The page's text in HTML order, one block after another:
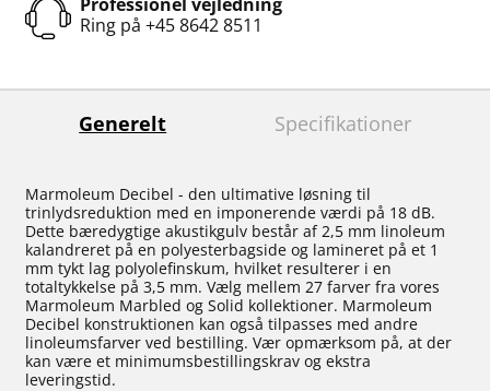
Ring på +45 8642 8511
Generelt Specifikationer
Marmoleum Decibel - den ultimative løsning til
trinlydsreduktion med en imponerende værdi på 18 dB.
Dette bæredygtige akustikgulv består af 2,5 mm linoleum
kalandreret på en polyesterbagside og lamineret på et 1
mm tykt lag polyolefinskum, hvilket resulterer i en
totaltykkelse på 3,5 mm. Vælg mellem 27 farver fra vores
Marmoleum Marbled og Solid kollektioner. Marmoleum
Decibel konstruktionen kan også tilpasses med andre
linoleumsfarver ved bestilling. Vær opmærksom på, at der
kan være et minimumsbestillingskrav og ekstra
leveringstid.